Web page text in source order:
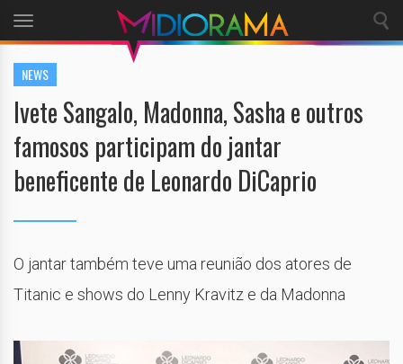
Toggle
navigation
NEWS
Ivete Sangalo, Madonna, Sasha e outros
famosos participam do jantar
beneficente de Leonardo DiCaprio
O jantar também teve uma reunião dos atores de
Titanic e shows do Lenny Kravitz e da Madonna